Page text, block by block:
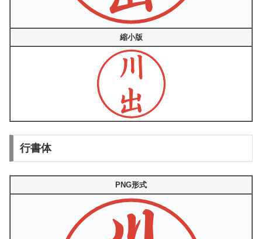
縮小版
行書体
PNG形式